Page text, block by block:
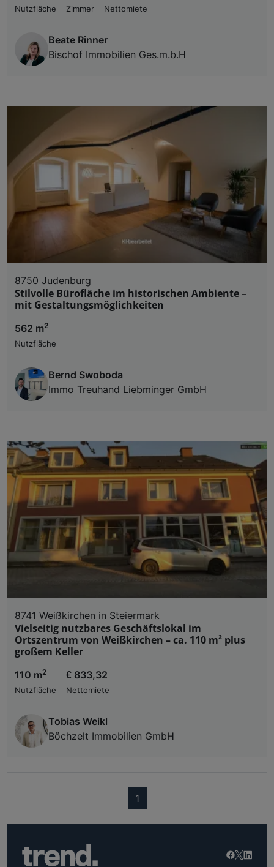
Nutzfläche
Zimmer Nettomiete
Beate Rinner
Bischof Immobilien Ges.m.b.H
8750 Judenburg
Stilvolle Bürofläche im historischen Ambiente –
mit Gestaltungsmöglichkeiten
562 m2
Nutzfläche
Bernd Swoboda
Immo Treuhand Liebminger GmbH
8741 Weißkirchen in Steiermark
Vielseitig nutzbares Geschäftslokal im
Ortszentrum von Weißkirchen – ca. 110 m² plus
großem Keller
110 m2
Nutzfläche
€ 833,32
Nettomiete
Tobias Weikl
Böchzelt Immobilien GmbH
1(current)